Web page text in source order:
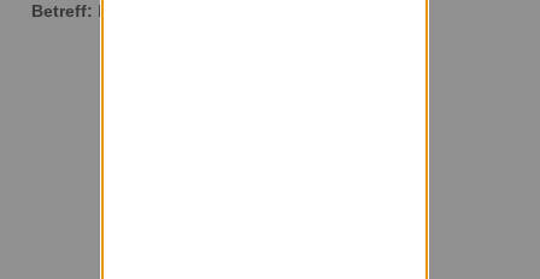
Betreff: